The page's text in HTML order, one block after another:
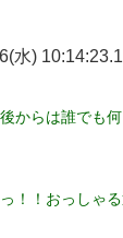
水)
からは誰でも
！！おっしゃる